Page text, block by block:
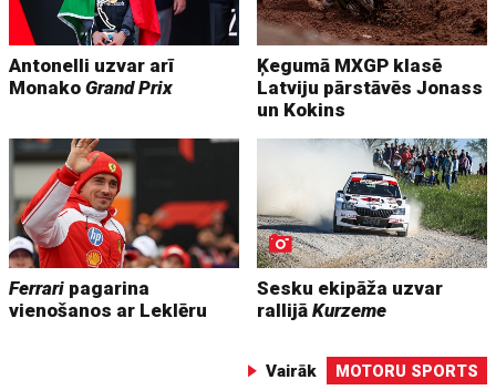
Antonelli uzvar arī
MonakoGrand Prix
Ķegumā MXGP klasē
Latviju pārstāvēs Jonass
un Kokins
Ferrari pagarina
vienošanos ar Leklēru
Sesku ekipāža uzvar
rallijāKurzeme
Vairāk MOTORU SPORTS